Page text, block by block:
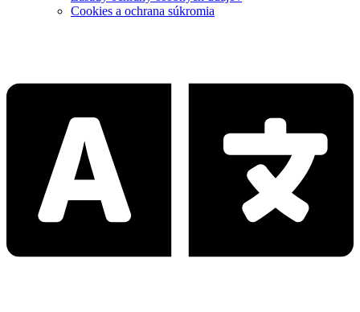
Cookies a ochrana súkromia